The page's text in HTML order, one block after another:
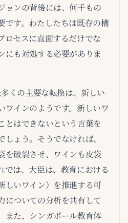
ョンの背後には、何千もの
です。わたしたちは既存の構
ロセスに直面するだけでな
にも対処する必要がありま
くの主要な転換は、新しい
ワインのようです。新しいワ
とはできないという言葉を
ょう。そうでなければ、
を破裂させ、ワインも皮袋
では、大臣は、教育における
しいワイン）を推進する可
についての分析を共有して
また、シンガポール教育体